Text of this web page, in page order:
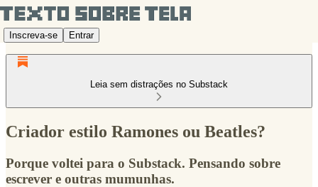
Inscreva-se Entrar
Leia sem distrações no Substack
Criador estilo Ramones ou Beatles?
Porque voltei para o Substack. Pensando sobre
escrever e outras mumunhas.